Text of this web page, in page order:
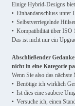
Einige Hybrid-Designs
• Einhandanschluss unter
• Selbstverriegelnde
• Kompatibilität über ISO
Das ist nicht nur ein
Abschließender
nicht in eine Kategorie
Wenn Sie also das
• Benötige ich wirklich
• Ist dies eine saubere
• Versuche ich, einen